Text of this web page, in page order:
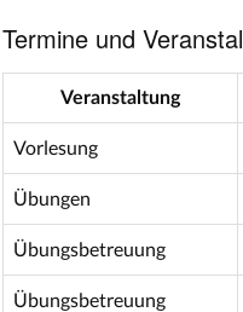
Termine und
Veranstaltung
Vorlesung
Übungen
Übungsbetreuung
Übungsbetreuung